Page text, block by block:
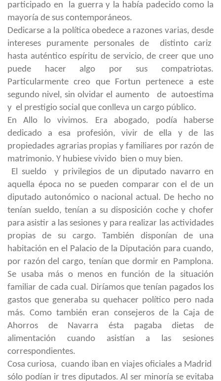
participado en la guerra y la había padecido como la
mayoría de sus contemporáneos.
Dedicarse a la política obedece a razones varias, desde
intereses puramente personales de distinto cariz
hasta auténtico espíritu de servicio, de creer que uno
puede hacer algo por sus compatriotas.
Particularmente creo que Fortun pertenece a este
segundo nivel, sin olvidar el aumento de autoestima
y el prestigio social que conlleva un cargo público.
En Allo lo vivimos. Era abogado, podía haberse
dedicado a esa profesión, vivir de ella y de las
propiedades agrarias propias y familiares por razón de
matrimonio. Y hubiese vivido bien o muy bien.
El sueldo y privilegios de un diputado navarro en
aquella época no se pueden comparar con el de un
diputado autonómico o nacional actual. De hecho no
tenían sueldo, tenían a su disposición coche y chofer
para asistir a las sesiones y para realizar las actividades
propias de su cargo. También disponían de una
habitación en el Palacio de la Diputación para cuando,
por razón del cargo, tenían que dormir en Pamplona.
Se usaba más o menos en función de la situación
familiar de cada cual. Diríamos que tenían pagados los
gastos que generaba su quehacer político pero nada
más. Como también eran consejeros de la Caja de
Ahorros de Navarra ésta pagaba dietas de
alimentación cuando asistían a las sesiones
correspondientes.
Cosa curiosa, cuando iban en viajes oficiales a Madrid
sólo podían ir tres diputados. Al ser minoría se evitaba